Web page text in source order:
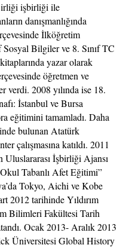
işbirliği ile
danışmanlığında
İlköğretim
Sosyal Bilgiler ve 8. Sınıf TC
yazar olarak
öğretmen ve
verdi. 2008 yılında ise 18.
İstanbul ve Bursa
eğitimini tamamladı. Daha
bulunan Atatürk
çalışmasına katıldı. 2011
Uluslararası İşbirliği Ajansı
Tabanlı Afet Eğitimi”
Tokyo, Aichi ve Kobe
2012 tarihinde Yıldırım
Bilimleri Fakültesi Tarih
Ocak 2013- Aralık 2013
Üniversitesi Global History